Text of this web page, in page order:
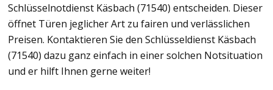
Schlüsselnotdienst Käsbach (71540) entscheiden. Dieser
öffnet Türen jeglicher Art zu fairen und verlässlichen
Preisen. Kontaktieren Sie den Schlüsseldienst Käsbach
(71540) dazu ganz einfach in einer solchen Notsituation
und er hilft Ihnen gerne weiter!